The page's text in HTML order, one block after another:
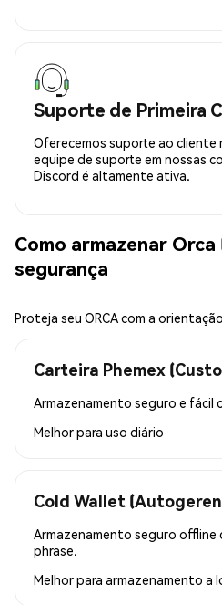
Suporte de Primeira
Oferecemos suporte ao cliente
equipe de suporte em nossas
Discord é altamente ativa.
Como armazenar Orca
segurança
Proteja seu ORCA com a
Carteira Phemex
Armazenamento seguro e fácil
Melhor para uso diário
Cold Wallet
Armazenamento seguro offline
phrase.
Melhor para armazenamento a